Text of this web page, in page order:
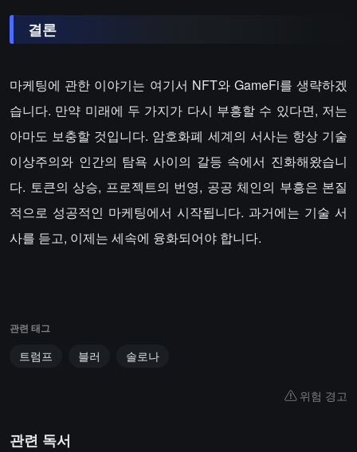
결론
마케팅에 관한 이야기는 여기서 NFT와 GameFi를 생략하겠
습니다. 만약 미래에 두 가지가 다시 부흥할 수 있다면, 저는
아마도 보충할 것입니다. 암호화폐 세계의 서사는 항상 기술
이상주의와 인간의 탐욕 사이의 갈등 속에서 진화해왔습니
다. 토큰의 상승, 프로젝트의 번영, 공공 체인의 부흥은 본질
적으로 성공적인 마케팅에서 시작됩니다. 과거에는 기술 서
사를 듣고, 이제는 세속에 융화되어야 합니다.
관련 태그
트럼프 블러 솔로나
위험 경고
관련 독서